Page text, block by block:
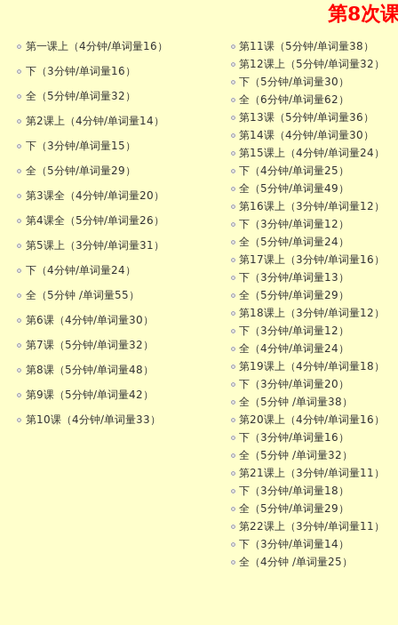
第8次
第一课上（4分钟/单词量16）
下（3分钟/单词量16）
全（5分钟/单词量32）
第2课上（4分钟/单词量14）
下（3分钟/单词量15）
全（5分钟/单词量29）
第3课全（4分钟/单词量20）
第4课全（5分钟/单词量26）
第5课上（3分钟/单词量31）
下（4分钟/单词量24）
全（5分钟 /单词量55）
第6课（4分钟/单词量30）
第7课（5分钟/单词量32）
第8课（5分钟/单词量48）
第9课（5分钟/单词量42）
第10课（4分钟/单词量33）
第11课（5分钟/单词量38）
第12课上（5分钟/单词量32）
下（5分钟/单词量30）
全（6分钟/单词量62）
第13课（5分钟/单词量36）
第14课（4分钟/单词量30）
第15课上（4分钟/单词量24）
下（4分钟/单词量25）
全（5分钟/单词量49）
第16课上（3分钟/单词量12）
下（3分钟/单词量12）
全（5分钟/单词量24）
第17课上（3分钟/单词量16）
下（3分钟/单词量13）
全（5分钟/单词量29）
第18课上（3分钟/单词量12）
下（3分钟/单词量12）
全（4分钟/单词量24）
第19课上（4分钟/单词量18）
下（3分钟/单词量20）
全（5分钟 /单词量38）
第20课上（4分钟/单词量16）
下（3分钟/单词量16）
全（5分钟 /单词量32）
第21课上（3分钟/单词量11）
下（3分钟/单词量18）
全（5分钟/单词量29）
第22课上（3分钟/单词量11）
下（3分钟/单词量14）
全（4分钟 /单词量25）